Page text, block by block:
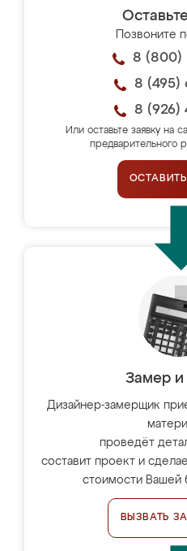
Позвоните
8 (800)
8 (495)
8 (926)
Или оставьте заявку на
предварительного
Замер и
Дизайнер-замерщик
проведёт
составит проект и
стоимости Вашей
ВЫЗВАТЬ